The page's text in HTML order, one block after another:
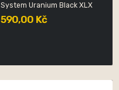
System Uranium Black XLX
590,00 Kč